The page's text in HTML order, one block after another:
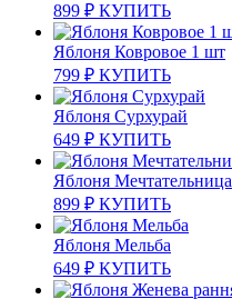
899 ₽ КУПИТЬ
Яблоня Ковровое 1 шт
799 ₽ КУПИТЬ
Яблоня Сурхурай
649 ₽ КУПИТЬ
Яблоня Мечтательница
899 ₽ КУПИТЬ
Яблоня Мельба
649 ₽ КУПИТЬ